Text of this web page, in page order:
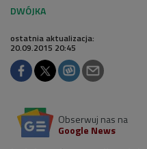
ostatnia aktualizacja:
20.09.2015 20:45
Obserwuj nas na
Google News